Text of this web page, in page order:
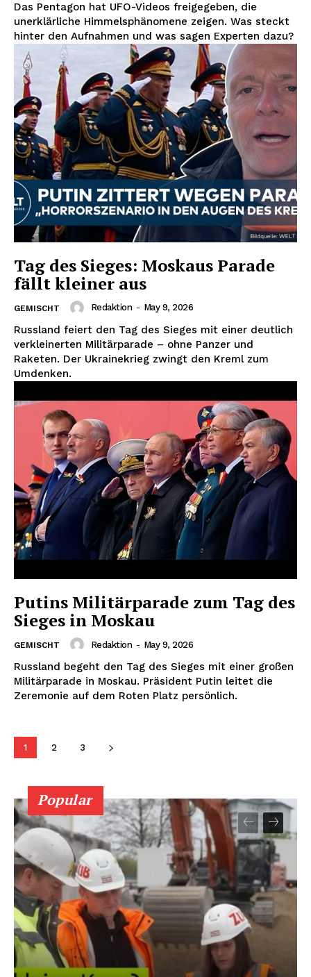
Das Pentagon hat UFO-Videos freigegeben, die
unerklärliche Himmelsphänomene zeigen. Was steckt
hinter den Aufnahmen und was sagen Experten dazu?
Tag des Sieges: Moskaus Parade
fällt kleiner aus
GEMISCHT Redaktion - May 9, 2026
Russland feiert den Tag des Sieges mit einer deutlich
verkleinerten Militärparade – ohne Panzer und
Raketen. Der Ukrainekrieg zwingt den Kreml zum
Umdenken.
Putins Militärparade zum Tag des
Sieges in Moskau
GEMISCHT Redaktion - May 9, 2026
Russland begeht den Tag des Sieges mit einer großen
Militärparade in Moskau. Präsident Putin leitet die
Zeremonie auf dem Roten Platz persönlich.
1 2 3
Popular